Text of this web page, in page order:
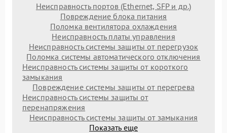
Неисправность портов (Ethernet, SFP и др.)
Повреждение блока питания
Поломка вентилятора охлаждения
Неисправность платы управления
Неисправность системы защиты от перегрузок
Поломка системы автоматического отключения
Неисправность системы защиты от короткого
замыкания
Повреждение системы защиты от перегрева
Неисправность системы защиты от
перенапряжения
Неисправность системы защиты от замыкания
Показать еще